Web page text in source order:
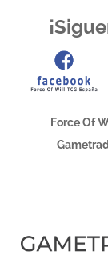
Force Of